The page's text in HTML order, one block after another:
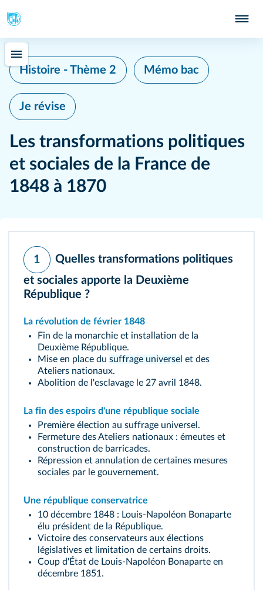
Histoire - Thème 2 Mémo bac
Je révise
Les transformations politiques
et sociales de la France de
1848 à 1870
1
Quelles transformations politiques
et sociales apporte la Deuxième
République ?
La révolution de février 1848
Fin de la monarchie et installation de la
Deuxième République.
Mise en place du suffrage universel et des
Ateliers nationaux.
Abolition de l'esclavage le 27 avril 1848.
La fin des espoirs d'une république sociale
Première élection au suffrage universel.
Fermeture des Ateliers nationaux : émeutes et
construction de barricades.
Répression et annulation de certaines mesures
sociales par le gouvernement.
Une république conservatrice
10 décembre 1848 : Louis-Napoléon Bonaparte
élu président de la République.
Victoire des conservateurs aux élections
législatives et limitation de certains droits.
Coup d'État de Louis-Napoléon Bonaparte en
décembre 1851.